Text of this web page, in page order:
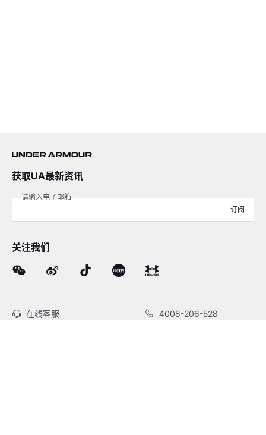
获取UA最新资讯
请输入电子邮箱
订阅
关注我们
在线客服 4008-206-528